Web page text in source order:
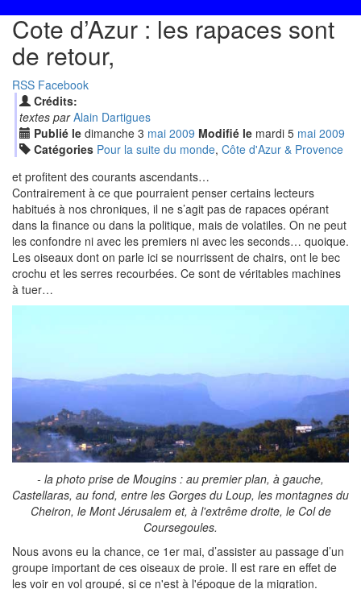
Cote d’Azur : les rapaces sont
de retour,
RSS Facebook
Crédits:
textes par Alain Dartigues
Publié le dimanche 3 mai 2009 Modifié le mardi 5 mai 2009
Catégories Pour la suite du monde, Côte d'Azur & Provence
et profitent des courants ascendants…
Contrairement à ce que pourraient penser certains lecteurs
habitués à nos chroniques, il ne s’agit pas de rapaces opérant
dans la finance ou dans la politique, mais de volatiles. On ne peut
les confondre ni avec les premiers ni avec les seconds… quoique.
Les oiseaux dont on parle ici se nourrissent de chairs, ont le bec
crochu et les serres recourbées. Ce sont de véritables machines
à tuer…
- la photo prise de Mougins : au premier plan, à gauche,
Castellaras, au fond, entre les Gorges du Loup, les montagnes du
Cheiron, le Mont Jérusalem et, à l'extrême droite, le Col de
Coursegoules.
Nous avons eu la chance, ce 1er mai, d’assister au passage d’un
groupe important de ces oiseaux de proie. Il est rare en effet de
les voir en vol groupé, si ce n'est à l'époque de la migration.